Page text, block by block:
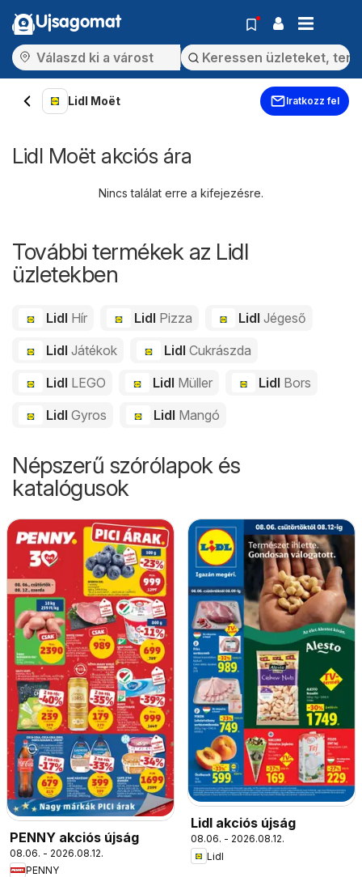
Ujsagomat
Lidl Moët Iratkozz fel
Lidl Moët akciós ára
Nincs találat erre a kifejezésre.
További termékek az Lidl
üzletekben
Lidl Hír Lidl Pizza LidlJégeső
Lidl Játékok Lidl Cukrászda
Lidl LEGO Lidl Müller Lidl Bors
Lidl Gyros Lidl Mangó
Népszerű szórólapok és
katalógusok
PENNY akciós újság
08.06. - 2026.08.12.
PENNY
Lidl akciós újság
08.06. - 2026.08.12.
Lidl